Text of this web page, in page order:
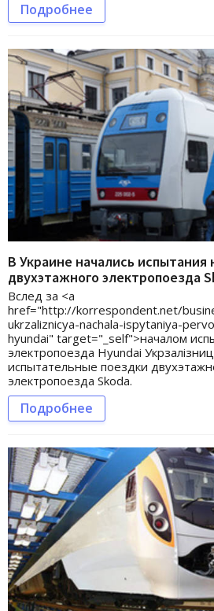
Подробнее
В Украине начались испытания
двухэтажного электропоезда
Вслед за <a
href="http://korrespondent.net/
ukrzaliznicya-nachala-ispytaniya-
hyundai" target="_self">началом
электропоезда Hyundai
испытательные поездки
электропоезда Skoda.
Подробнее